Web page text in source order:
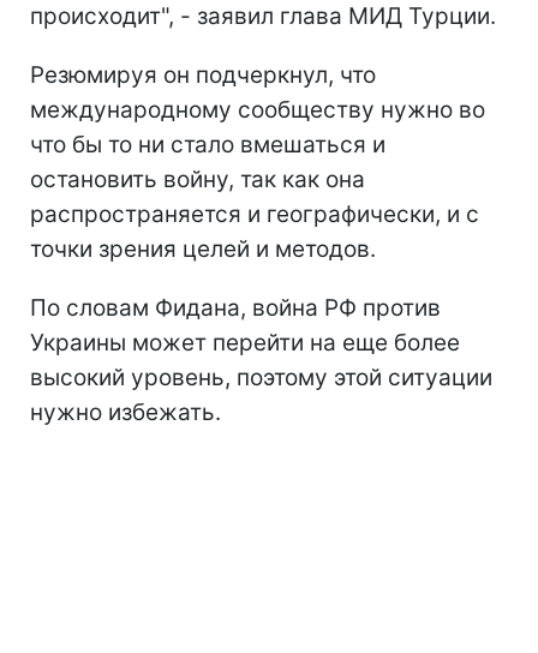
происходит", - заявил глава МИД Турции.
Резюмируя он подчеркнул, что
международному сообществу нужно во
что бы то ни стало вмешаться и
остановить войну, так как она
распространяется и географически, и с
точки зрения целей и методов.
По словам Фидана, война РФ против
Украины может перейти на еще более
высокий уровень, поэтому этой ситуации
нужно избежать.